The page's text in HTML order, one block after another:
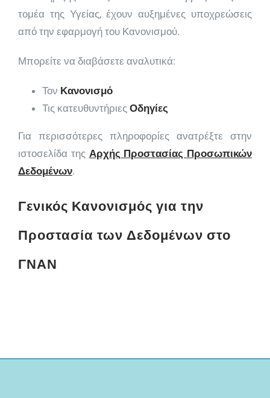
τομέα της Υγείας, έχουν αυξημένες υποχρεώσεις
από την εφαρμογή του Κανονισμού.
Μπορείτε να διαβάσετε αναλυτικά:
Τον Κανονισμό
Τις κατευθυντήριες Οδηγίες
Για περισσότερες πληροφορίες ανατρέξτε στην
ιστοσελίδα της Αρχής Προστασίας Προσωπικών
Δεδομένων.
Γενικός Κανονισμός για την
Προστασία των Δεδομένων στο
ΓΝΑΝ